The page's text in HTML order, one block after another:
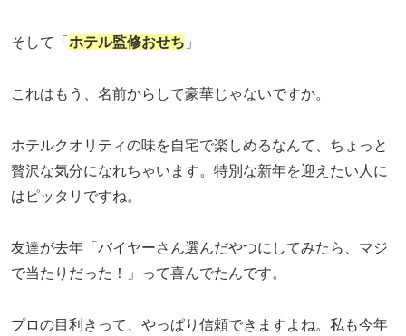
そして「 ホテル監修おせち 」
これはもう、名前からして豪華じゃないですか。
ホテルクオリティの味を自宅で楽しめるなんて、ちょっと
贅沢な気分になれちゃいます。特別な新年を迎えたい人に
はピッタリですね。
友達が去年「バイヤーさん選んだやつにしてみたら、マジ
で当たりだった！」って喜んでたんです。
プロの目利きって、やっぱり信頼できますよね。私も今年